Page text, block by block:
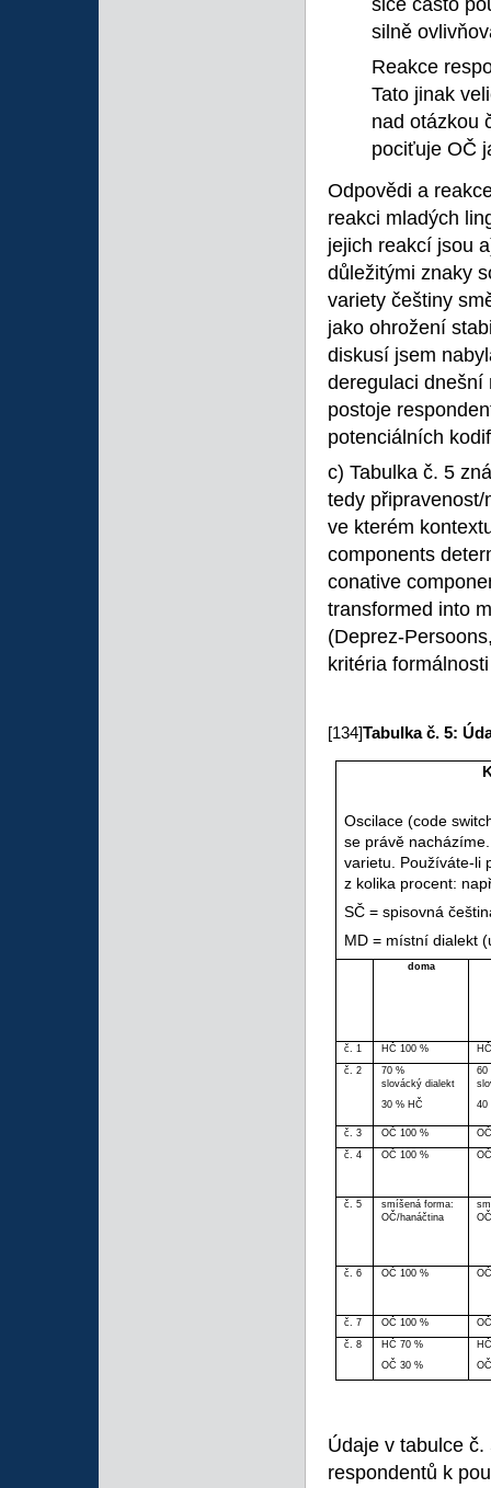
sice často
silně
Reakce
Tato jinak
nad otázkou
pociťuje OČ
Odpovědi a
reakci mladých
jejich reakcí jsou
důležitými znaky
variety češtiny
jako ohrožení
diskusí jsem
deregulaci dnešní
postoje
potenciálních
c) Tabulka č. 5
tedy připravenost/
ve kterém
components
conative
transformed into
(Deprez-
kritéria
[134]Tabulka č. 5:
Oscilace (code
se právě
varietu. Používáte-li
z kolika procent:
SČ = spisovná
MD = místní dialekt
doma
č. 1 HČ 100 %
č. 2
70 %
slovácký dialekt
60
30 % HČ
40
č. 3 OČ 100 %
č. 4
OČ 100 %
č. 5
smíšená forma:
OČ/hanáčtina
č. 6 OČ 100 %
č. 7 OČ 100 %
č. 8
HČ 70 %
OČ 30 %
Údaje v tabulce
respondentů k